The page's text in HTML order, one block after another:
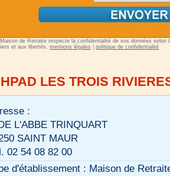
de Retraite respecte la confidentialité de vos données selon
et aux libertés. mentions légales politique de confidentialité
LES TROIS
:
L'ABBE TRINQUART
SAINT MAUR
02 54 08 82 00
d'établissement : Maison de